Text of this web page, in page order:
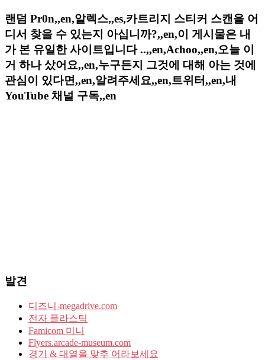
랜덤 Pr0n,,en,알렉스,,es,카트리지 스티커 스캔을 어
디서 찾을 수 있는지 아십니까?,,en,이 게시물은 내
가 본 유일한 사이트입니다 ..,,en,Achoo,,en,오늘 이
거 하나 샀어요,,en,누구든지 그것에 대해 아는 것에
관심이 있다면,,en,알려주세요,,en,트위터,,en,내
YouTube 채널 구독,,en
발견
디즈니-megadrive.com
전자 플라스틱
Famicom 미니
Flyers.arcade-museum.com
경기 & 대열을 맞추 어라보세요